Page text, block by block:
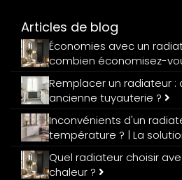
Articles de blog
Économies avec un
combien économisez-
Remplacer un radiateur
ancienne tuyauterie ?
Inconvénients d'un
température ? | La
Quel radiateur choisir
chaleur ?